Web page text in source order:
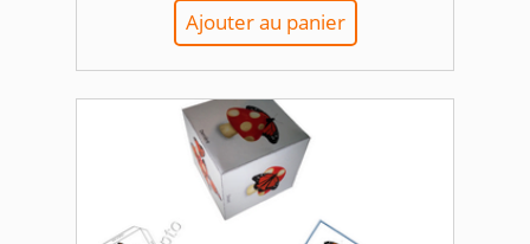
Ajouter au panier